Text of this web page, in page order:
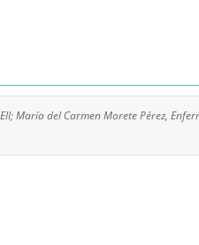
María del Carmen Morete Pérez,